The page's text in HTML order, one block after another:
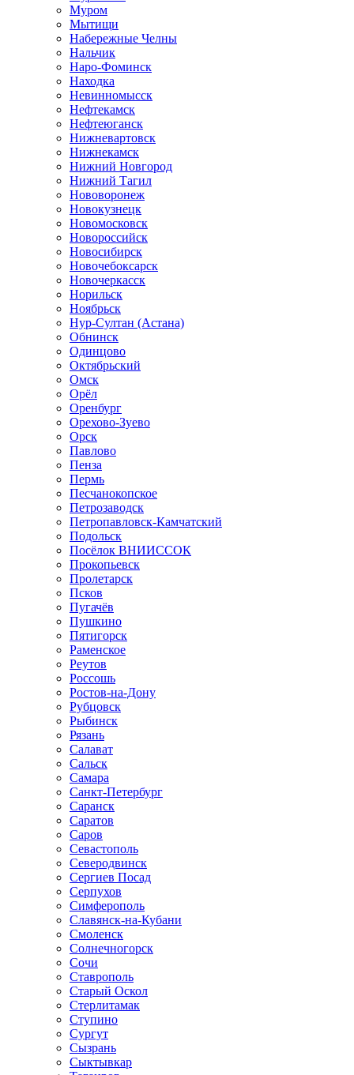
Муром
Мытищи
Набережные Челны
Нальчик
Наро-Фоминск
Находка
Невинномысск
Нефтекамск
Нефтеюганск
Нижневартовск
Нижнекамск
Нижний Новгород
Нижний Тагил
Нововоронеж
Новокузнецк
Новомосковск
Новороссийск
Новосибирск
Новочебоксарск
Новочеркасск
Норильск
Ноябрьск
Нур-Султан (Астана)
Обнинск
Одинцово
Октябрьский
Омск
Орёл
Оренбург
Орехово-Зуево
Орск
Павлово
Пенза
Пермь
Песчанокопское
Петрозаводск
Петропавловск-Камчатский
Подольск
Посёлок ВНИИССОК
Прокопьевск
Пролетарск
Псков
Пугачёв
Пушкино
Пятигорск
Раменское
Реутов
Россошь
Ростов-на-Дону
Рубцовск
Рыбинск
Рязань
Салават
Сальск
Самара
Санкт-Петербург
Саранск
Саратов
Саров
Севастополь
Северодвинск
Сергиев Посад
Серпухов
Симферополь
Славянск-на-Кубани
Смоленск
Солнечногорск
Сочи
Ставрополь
Старый Оскол
Стерлитамак
Ступино
Сургут
Сызрань
Сыктывкар